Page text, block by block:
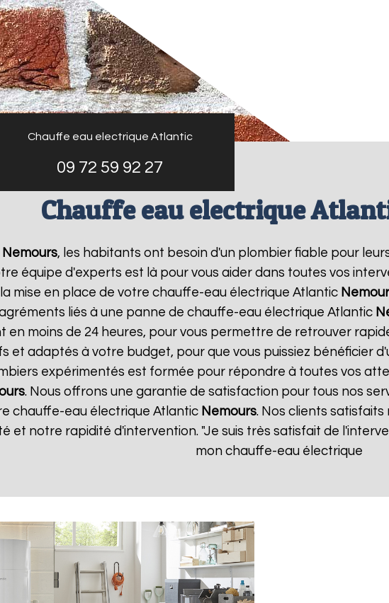
Chauffe eau electrique Atlantic
09 72 59 92 27
Chauffe eau electrique
Nemours, les habitants ont besoin d'un plombier fiable pour
équipe d'experts est là pour vous aider dans toutes vos
mise en place de votre chauffe-eau électrique Atlantic
liés à une panne de chauffe-eau électrique Atlantic
en moins de 24 heures, pour vous permettre de retrouver
et adaptés à votre budget, pour que vous puissiez bénéficier
expérimentés est formée pour répondre à toutes vos
. Nous offrons une garantie de satisfaction pour tous nos
chauffe-eau électrique Atlantic Nemours. Nos clients satisfaits
et notre rapidité d'intervention. "Je suis très satisfait de
mon chauffe-eau électrique